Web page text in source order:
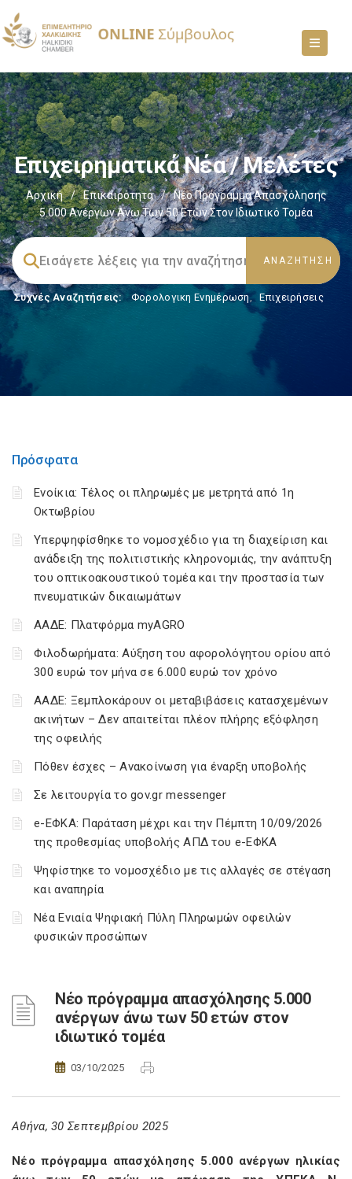
Επιχειρηματικά Νέα / Μελέτες
Αρχική / Επικαιρότητα /
Νέο Πρόγραμμα Απασχόλησης
5.000 Ανέργων Άνω Των 50 Ετών Στον Ιδιωτικό Τομέα
Συχνές Αναζητήσεις: Φορολογικη Ενημέρωση, Επιχειρήσεις
Πρόσφατα
Ενοίκια: Τέλος οι πληρωμές με μετρητά από 1η
Οκτωβρίου
Υπερψηφίσθηκε το νομοσχέδιο για τη διαχείριση και
ανάδειξη της πολιτιστικής κληρονομιάς, την ανάπτυξη
του οπτικοακουστικού τομέα και την προστασία των
πνευματικών δικαιωμάτων
ΑΑΔΕ: Πλατφόρμα myAGRO
Φιλοδωρήματα: Αύξηση του αφορολόγητου ορίου από
300 ευρώ τον μήνα σε 6.000 ευρώ τον χρόνο
ΑΑΔΕ: Ξεμπλοκάρουν οι μεταβιβάσεις κατασχεμένων
ακινήτων – Δεν απαιτείται πλέον πλήρης εξόφληση
της οφειλής
Πόθεν έσχες – Ανακοίνωση για έναρξη υποβολής
Σε λειτουργία το gov.gr messenger
e-ΕΦΚΑ: Παράταση μέχρι και την Πέμπτη 10/09/2026
της προθεσμίας υποβολής ΑΠΔ του e-ΕΦΚΑ
Ψηφίστηκε το νομοσχέδιο με τις αλλαγές σε στέγαση
και αναπηρία
Νέα Ενιαία Ψηφιακή Πύλη Πληρωμών οφειλών
φυσικών προσώπων
Νέο πρόγραμμα απασχόλησης 5.000
ανέργων άνω των 50 ετών στον
ιδιωτικό τομέα
03/10/2025
Αθήνα, 30 Σεπτεμβρίου 2025
Νέο πρόγραμμα απασχόλησης 5.000 ανέργων ηλικίας